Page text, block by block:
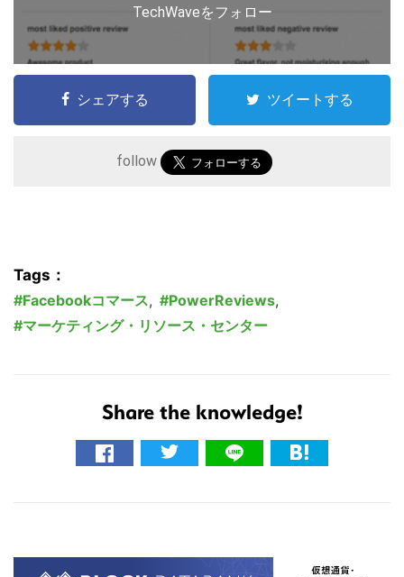
TechWaveをフォロー
シェアする ツイートする
follow
Tags：
Facebookコマース, PowerReviews,
マーケティング・リソース・センター
Share the knowledge!